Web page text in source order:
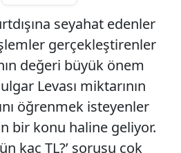
seyahat edenler
gerçekleştirenler
değeri büyük önem
Levası miktarının
öğrenmek isteyenler
bir konu haline geliyor.
kaç TL?’ sorusu çok